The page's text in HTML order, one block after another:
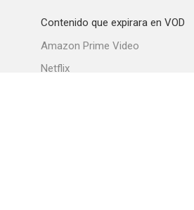
Contenido que expirara en VOD
Amazon Prime Video
Netflix